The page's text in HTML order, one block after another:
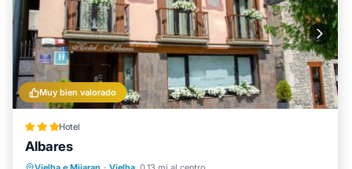
Muy bien valorado
Hotel
Albares
Desayuno Aparcamiento